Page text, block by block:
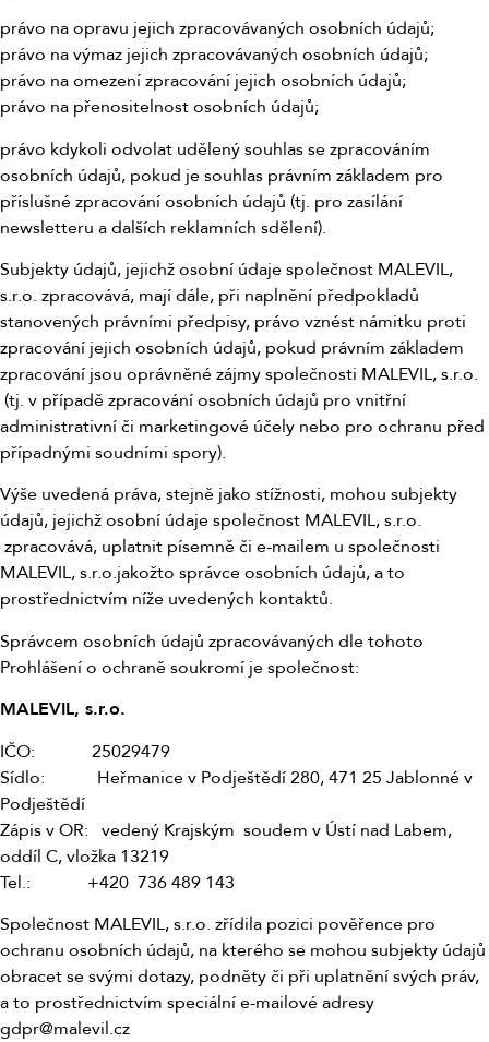
právo na opravu jejich zpracovávaných osobních údajů;
právo na výmaz jejich zpracovávaných osobních údajů;
právo na omezení zpracování jejich osobních údajů;
právo na přenositelnost osobních údajů;
právo kdykoli odvolat udělený souhlas se zpracováním
osobních údajů, pokud je souhlas právním základem pro
příslušné zpracování osobních údajů (tj. pro zasílání
newsletteru a dalších reklamních sdělení).
Subjekty údajů, jejichž osobní údaje společnost MALEVIL,
s.r.o. zpracovává, mají dále, při naplnění předpokladů
stanovených právními předpisy, právo vznést námitku proti
zpracování jejich osobních údajů, pokud právním základem
zpracování jsou oprávněné zájmy společnosti MALEVIL, s.r.o.
(tj. v případě zpracování osobních údajů pro vnitřní
administrativní či marketingové účely nebo pro ochranu před
případnými soudními spory).
Výše uvedená práva, stejně jako stížnosti, mohou subjekty
údajů, jejichž osobní údaje společnost MALEVIL, s.r.o.
zpracovává, uplatnit písemně či e-mailem u společnosti
MALEVIL, s.r.o.jakožto správce osobních údajů, a to
prostřednictvím níže uvedených kontaktů.
Správcem osobních údajů zpracovávaných dle tohoto
Prohlášení o ochraně soukromí je společnost:
MALEVIL, s.r.o.
IČO: 25029479
Sídlo: Heřmanice v Podještědí 280, 471 25 Jablonné v
Podještědí
Zápis v OR: vedený Krajským soudem v Ústí nad Labem,
oddíl C, vložka 13219
Tel.: +420 736 489 143
Společnost MALEVIL, s.r.o. zřídila pozici pověřence pro
ochranu osobních údajů, na kterého se mohou subjekty údajů
obracet se svými dotazy, podněty či při uplatnění svých práv,
a to prostřednictvím speciální e-mailové adresy
gdpr@malevil.cz